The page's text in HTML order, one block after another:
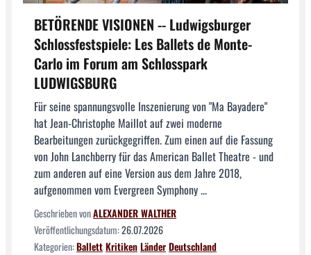
BETÖRENDE VISIONEN -- Ludwigsburger
Schlossfestspiele: Les Ballets de Monte-
Carlo im Forum am Schlosspark
LUDWIGSBURG
Für seine spannungsvolle Inszenierung von "Ma Bayadere"
hat Jean-Christophe Maillot auf zwei moderne
Bearbeitungen zurückgegriffen. Zum einen auf die Fassung
von John Lanchberry für das American Ballet Theatre - und
zum anderen auf eine Version aus dem Jahre 2018,
aufgenommen vom Evergreen Symphony ...
Geschrieben vonALEXANDER WALTHER
Veröffentlichungsdatum:26.07.2026
Kategorien:BallettKritikenLänderDeutschland